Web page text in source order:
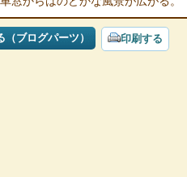
ブログパーツ） 印刷する